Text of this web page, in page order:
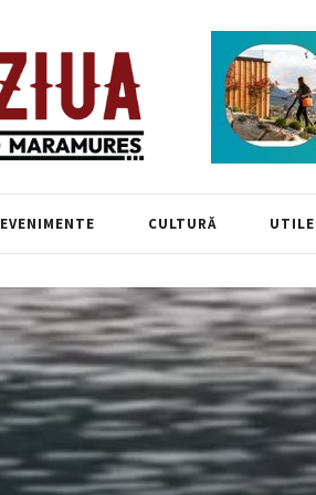
EVENIMENTE CULTURĂ UTILE